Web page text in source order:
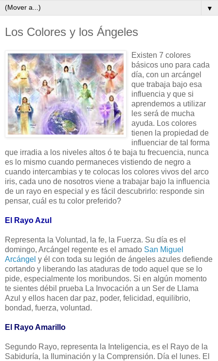
▼
Los Colores y los Ángeles
Existen 7 colores
básicos uno para cada
día, con un arcángel
que trabaja bajo esa
influencia y que si
aprendemos a utilizar
les será de mucha
ayuda. Los colores
tienen la propiedad de
influenciar de tal forma
que irradia a los niveles altos ó te baja tu frecuencia, nunca
es lo mismo cuando permaneces vistiendo de negro a
cuando intercambias y te colocas los colores vivos del arco
iris, cada uno de nosotros viene a trabajar bajo la influencia
de un rayo en especial y es fácil descubrirlo: responde sin
pensar, cuál es tu color preferido?
El Rayo Azul
Representa la Voluntad, la fe, la Fuerza. Su día es el
domingo, Arcángel regente es el amado San Miguel
Arcángel y él con toda su legión de ángeles azules defiende
cortando y liberando las ataduras de todo aquel que se lo
pide, especialmente los moribundos. Si en algún momento
te sientes débil prueba La Invocación a un Ser de Llama
Azul y ellos hacen dar paz, poder, felicidad, equilibrio,
bondad, fuerza, voluntad.
El Rayo Amarillo
Segundo Rayo, representa la Inteligencia, es el Rayo de la
Sabiduría, la Iluminación y la Comprensión. Día el lunes. El